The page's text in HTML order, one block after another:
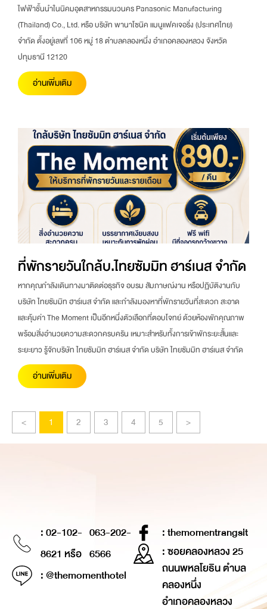
ไฟฟ้าชั้นนำในนิคมอุตสาหกรรมนวนคร Panasonic Manufacturing
(Thailand) Co., Ltd. หรือ บริษัท พานาโซนิค แมนูแฟคเจอริ่ง (ประเทศไทย)
จำกัด ตั้งอยู่เลขที่ 106 หมู่ 18 ตำบลคลองหนึ่ง อำเภอคลองหลวง จังหวัด
ปทุมธานี 12120
อ่านเพิ่มเติม
ที่พักรายวันใกล้บ.ไทยซัมมิท ฮาร์เนส จำกัด
หากคุณกำลังเดินทางมาติดต่อธุรกิจ อบรม สัมภาษณ์งาน หรือปฏิบัติงานกับ
บริษัท ไทยซัมมิท ฮาร์เนส จำกัด และกำลังมองหาที่พักรายวันที่สะดวก สะอาด
และคุ้มค่า The Moment เป็นอีกหนึ่งตัวเลือกที่ตอบโจทย์ ด้วยห้องพักคุณภาพ
พร้อมสิ่งอำนวยความสะดวกครบครัน เหมาะสำหรับทั้งการเข้าพักระยะสั้นและ
ระยะยาว รู้จักบริษัท ไทยซัมมิท ฮาร์เนส จำกัด บริษัท ไทยซัมมิท ฮาร์เนส จำกัด
อ่านเพิ่มเติม
< 1 2 3 4 5 >
: 02-102-
8621 หรือ
063-202-
6566
: @themomenthotel
: themomentrangsit
: ซอยคลองหลวง 25
ถนนพหลโยธิน ตำบล
คลองหนึ่ง
อำเภอคลองหลวง